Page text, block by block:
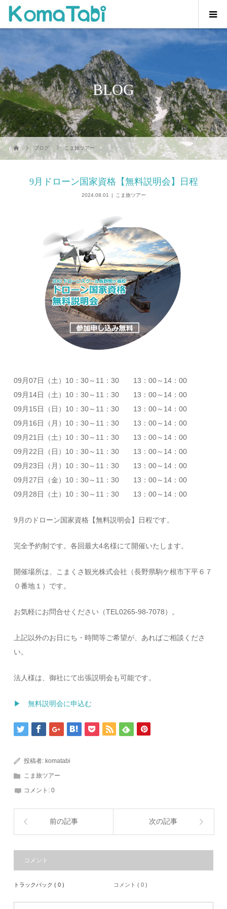
BLOG
ブログ こま旅ツアー
9月ドローン国家資格【無料説明会】日程
2024.08.01 こま旅ツアー
09月07日（土）10：30～11：30 13：00～14：00
09月14日（土）10：30～11：30 13：00～14：00
09月15日（日）10：30～11：30 13：00～14：00
09月16日（月）10：30～11：30 13：00～14：00
09月21日（土）10：30～11：30 13：00～14：00
09月22日（日）10：30～11：30 13：00～14：00
09月23日（月）10：30～11：30 13：00～14：00
09月27日（金）10：30～11：30 13：00～14：00
09月28日（土）10：30～11：30 13：00～14：00
9月のドローン国家資格【無料説明会】日程です。
完全予約制です。各回最大4名様にて開催いたします。
開催場所は、こまくさ観光株式会社（長野県駒ケ根市下平６７
０番地１）です。
お気軽にお問合せください（TEL0265-98-7078）。
上記以外のお日にち・時間等ご希望が、あればご相談くださ
い。
法人様は、御社にて出張説明会も可能です。
▶ 無料説明会に申込む
投稿者: komatabi
こま旅ツアー
コメント:0
前の記事 次の記事
コメント
トラックバック ( 0 ) コメント ( 0 )